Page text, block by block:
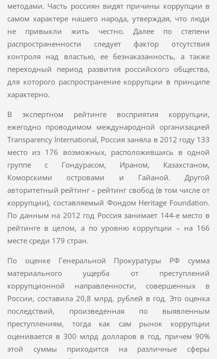
методами. Часть россиян видят причины коррупции в
самом характере нашего народа, утверждая, что люди
не привыкли жить честно. Далее по степени
распространенности следует фактор отсутствия
контроля над властью, ее безнаказанность, а также
переходный период развития российского общества,
для которого распространение коррупции в принципе
характерно.
В экспертном рейтинге восприятия коррупции,
ежегодно проводимом международной организацией
Transparency International, Россия заняла в 2012 году 133
место из 176 возможных, расположившись в одной
группе с Гондурасом, Ираном, Казахстаном,
Коморскими островами и Гайаной. Другой
авторитетный рейтинг – рейтинг свобод (в том числе от
коррупции), составляемый Фондом Heritage Foundation.
По данным на 2012 год Россия занимает 144-е место в
рейтинге в целом, а по уровню коррупции – на 166
месте среди 179 стран.
По оценке Генеральной Прокуратуры РФ сумма
материального ущерба от преступлений
коррупционной направленности, совершенных в
России, составила 20,8 млрд. рублей в год. Это оценка
последствий, произведенная по выявленным
преступлениям, тогда как сам рынок коррупции
оценивается в 300 млрд долларов в год, причем 90%
этой суммы приходится на различные сферы